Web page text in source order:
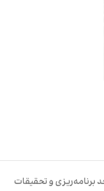
برنامه‌ریزی و تحقیقات